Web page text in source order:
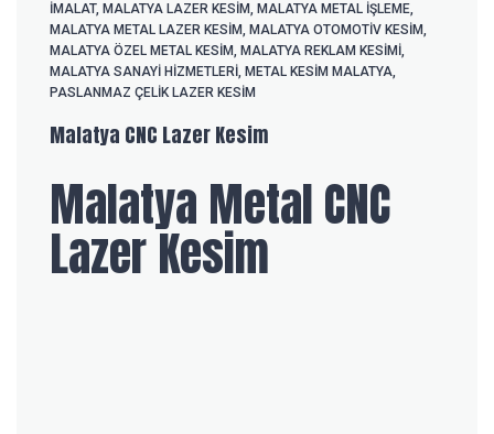
IMALAT, MALATYA LAZER KESIM, MALATYA METAL IŞLEME,
MALATYA METAL LAZER KESIM, MALATYA OTOMOTIV KESIM,
MALATYA ÖZEL METAL KESIM, MALATYA REKLAM KESIMI,
MALATYA SANAYI HIZMETLERI, METAL KESIM MALATYA,
PASLANMAZ ÇELIK LAZER KESIM
Malatya CNC Lazer Kesim
Malatya Metal CNC
Lazer Kesim